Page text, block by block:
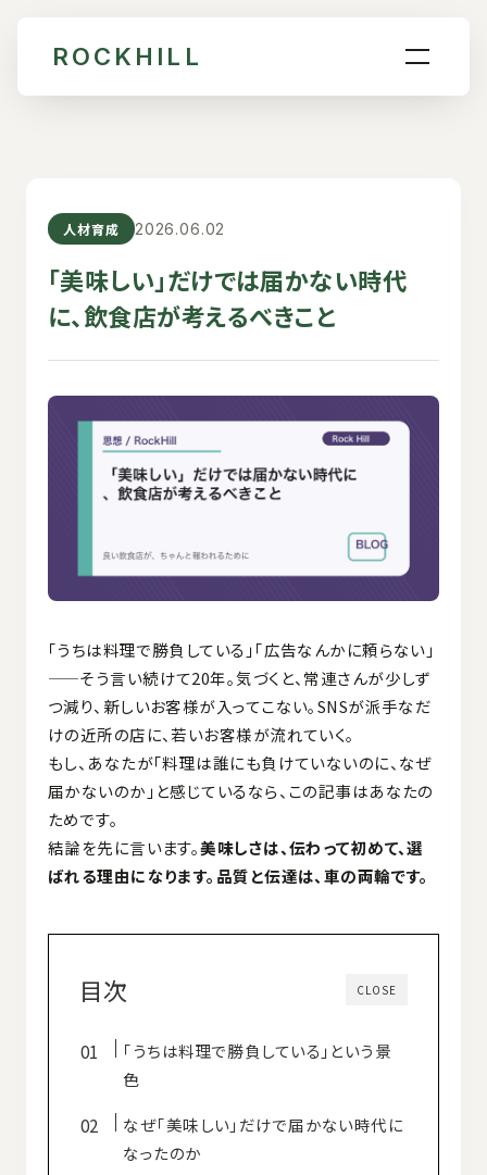
ROCKHILL
人材育成 2026.06.02
「美味しい」だけでは届かない時代
に、飲食店が考えるべきこと
「うちは料理で勝負している」「広告なんかに頼らない」
——そう言い続けて20年。気づくと、常連さんが少しず
つ減り、新しいお客様が入ってこない。SNSが派手なだ
けの近所の店に、若いお客様が流れていく。
もし、あなたが「料理は誰にも負けていないのに、なぜ
届かないのか」と感じているなら、この記事はあなたの
ためです。
結論を先に言います。美味しさは、伝わって初めて、選
ばれる理由になります。品質と伝達は、車の両輪です。
CLOSE
目次
「うちは料理で勝負している」という景
色
なぜ「美味しい」だけで届かない時代に
なったのか